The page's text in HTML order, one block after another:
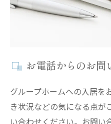
お電話からのお問
グループホームへの入居を
き状況などの気になる点が
い合わせください。お問い